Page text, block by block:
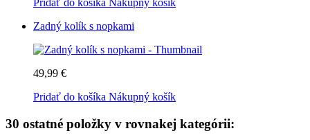
Pridať do košíka Nákupný košík
Zadný kolík s nopkami
49,99 €
Pridať do košíka Nákupný košík
30 ostatné položky v rovnakej kategórii: